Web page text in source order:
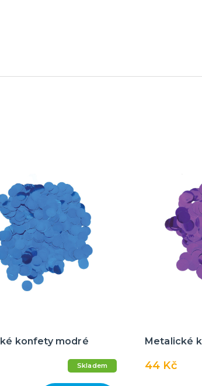
konfety modré
Skladem
Metalické
44 Kč